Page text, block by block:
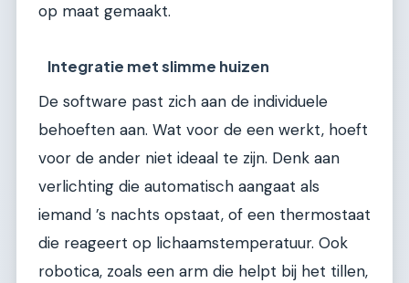
op maat gemaakt.
Integratie met slimme huizen
De software past zich aan de individuele
behoeften aan. Wat voor de een werkt, hoeft
voor de ander niet ideaal te zijn. Denk aan
verlichting die automatisch aangaat als
iemand ’s nachts opstaat, of een thermostaat
die reageert op lichaamstemperatuur. Ook
robotica, zoals een arm die helpt bij het tillen,